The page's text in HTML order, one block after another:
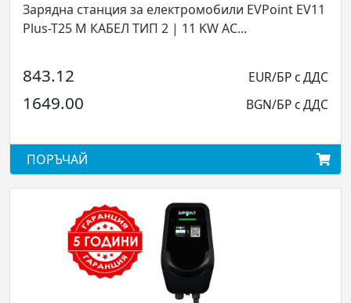
Зарядна станция за електромобили EVPoint EV11
Plus-T25 М КАБЕЛ ТИП 2 | 11 KW AC...
843.12 EUR/БР с ДДС
1649.00 BGN/БР с ДДС
ПОРЪЧАЙ